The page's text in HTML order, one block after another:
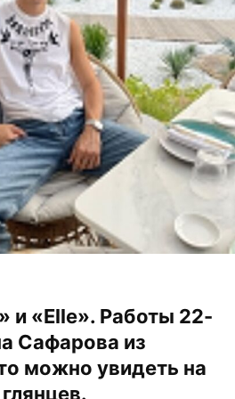
и «Elle». Работы 22-
Сафарова из
можно увидеть на